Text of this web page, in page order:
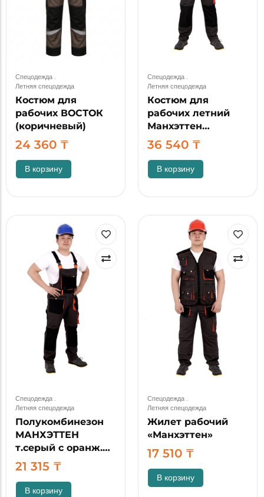
Спецодежда.
Летняя спецодежда
Костюм для
рабочих ВОСТОК
(коричневый)
24 360 ₸
В корзину
Спецодежда.
Летняя спецодежда
Костюм для
рабочих летний
Манхэттен…
36 540 ₸
В корзину
Спецодежда.
Летняя спецодежда
Полукомбинезон
МАНХЭТТЕН
т.серый с оранж.…
21 315 ₸
В корзину
Спецодежда.
Летняя спецодежда
Жилет рабочий
«Манхэттен»
17 510 ₸
В корзину